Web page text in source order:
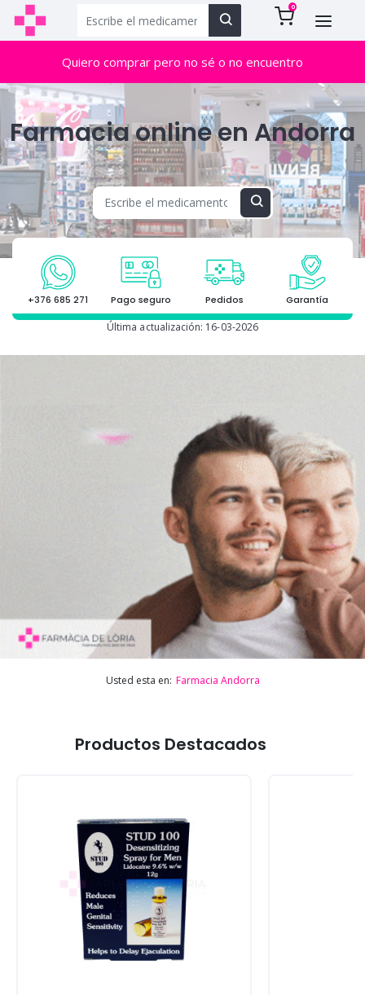
0
Quiero comprar pero no sé o no encuentro
Farmacia online en Andorra
+376 685 271 Pago seguro Pedidos Garantía
Última actualización: 16-03-2026
Usted esta en: Farmacia Andorra
Productos Destacados